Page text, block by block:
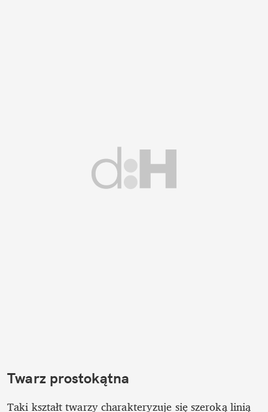
Twarz prostokątna
Taki kształt twarzy charakteryzuje się szeroką linią